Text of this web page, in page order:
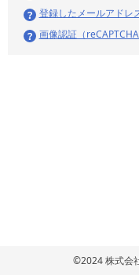
登録したメールアドレ
画像認証（
©2024 株式会